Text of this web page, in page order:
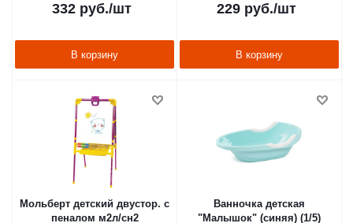
332 руб./шт
В корзину
229 руб./шт
В корзину
Мольберт детский двустор. с
пеналом м2л/сн2
Ванночка детская
"Малышок" (синяя) (1/5)